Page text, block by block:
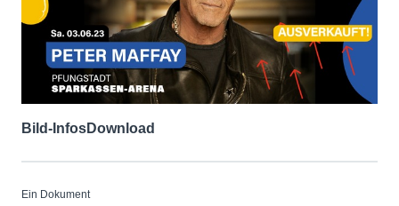
Bild-InfosDownload
Ein Dokument